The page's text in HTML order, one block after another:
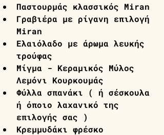
Παστουρμάς κλασσικός Miran
Γραβιέρα με ρίγανη επιλογή
Miran
Ελαιόλαδο με άρωμα λευκής
τρούφας
Μίγμα - Κεραμικός Μύλος
Λεμόνι Κουρκουμάς
Φύλλα σπανάκι ( ή σέσκουλα
ή όποιο λαχανικό της
επιλογής σας )
Κρεμμυδάκι φρέσκο